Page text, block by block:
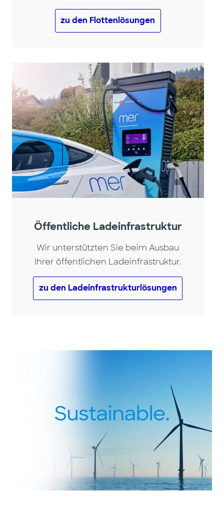
zu den Flottenlösungen
Öffentliche Ladeinfrastruktur
Wir unterstützten Sie beim Ausbau
Ihrer öffentlichen Ladeinfrastruktur.
zu den Ladeinfrastrukturlösungen